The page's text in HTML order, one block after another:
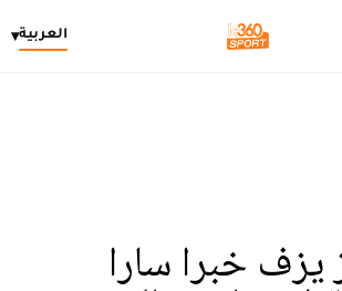
العربية▾
يزف خبرا سارا